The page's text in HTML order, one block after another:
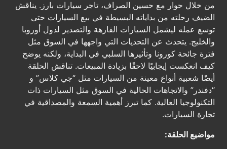
من خلال حوار مع حسين الصراف، تاجر سيارات بارز. يناقش
الضيف رحلته من بداياته البسيطة في بيع السيارات حتى
توسع عمله ليشمل السيارات الفارهة والتصدير لدول أوروبا
والخليج. يتحدث عن التحديات التي واجهها في السوق مثل
فترة جائحة كورونا وتأثيرها السلبي في البداية، ولكنه يوضح
كيف انعكست إيجابيًا لاحقًا بزيادة المبيعات. تناقش الحلقة
أيضًا شعبية أنواع معينة من السيارات مثل “جي كلاس” و
“دفندر” والاتجاهات الحالية في السوق مثل السيارات ذات
التكنولوجيا العالية. كما تبرز أهمية السمعة والمصداقية في
تجارة السيارات.
مواضيع الحلقة: